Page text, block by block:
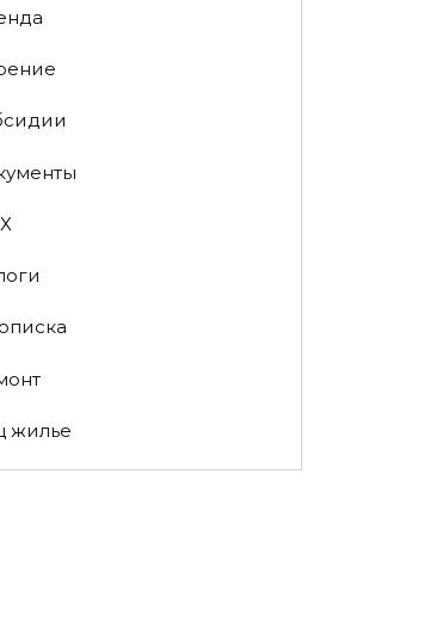
жилье